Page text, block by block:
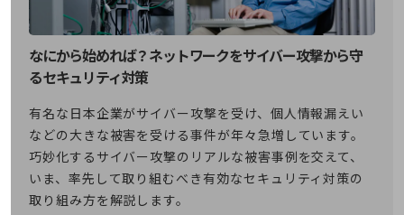
バックオフィス
リモート・ハイブリッドワーク
セキュリティ
業界から見つける
業界から見つけるTOP
製造業
小売・卸売業
なにから始めれば？ネットワークをサイバー攻撃から守
るセキュリティ対策
有名な日本企業がサイバー攻撃を受け、個人情報漏えい
などの大きな被害を受ける事件が年々急増しています。
巧妙化するサイバー攻撃のリアルな被害事例を交えて、
いま、率先して取り組むべき有効なセキュリティ対策の
取り組み方を解説します。